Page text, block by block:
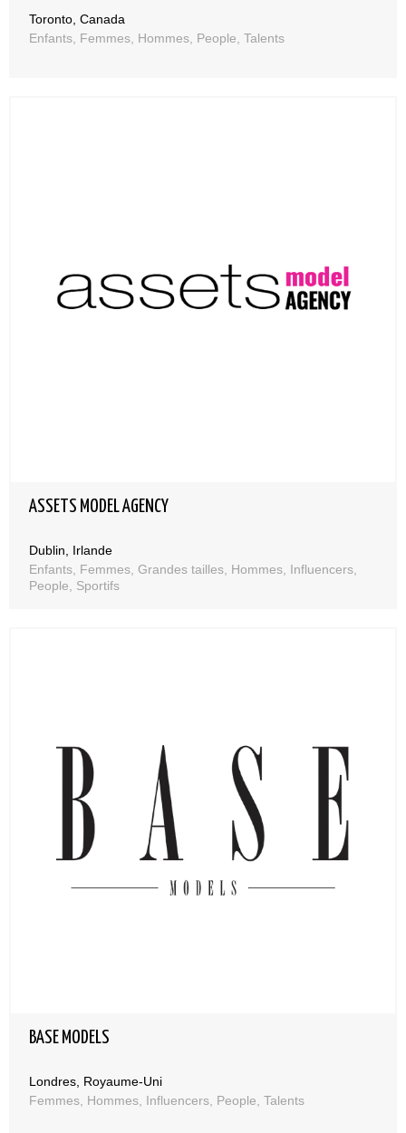
Toronto, Canada
Enfants, Femmes, Hommes, People, Talents
ASSETS MODEL AGENCY
Dublin, Irlande
Enfants, Femmes, Grandes tailles, Hommes, Influencers,
People, Sportifs
BASE MODELS
Londres, Royaume-Uni
Femmes, Hommes, Influencers, People, Talents